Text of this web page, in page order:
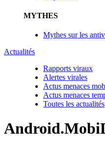
MYTHES
Mythes sur les
Actualités
Rapports viraux
Alertes virales
Actus menaces
Actus menaces
Toutes les actualités